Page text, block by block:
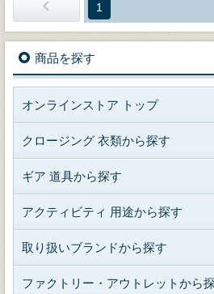
1
商品を探す
オンラインストア トップ
クロージング 衣類から探す
ギア 道具から探す
アクティビティ 用途から探す
取り扱いブランドから探す
ファクトリー・アウトレットから